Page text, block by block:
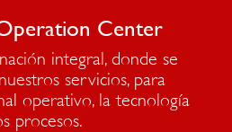
Center
integral, donde se
servicios, para
operativo, la tecnología
procesos.